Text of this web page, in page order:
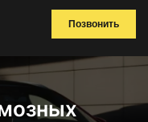
Позвонить